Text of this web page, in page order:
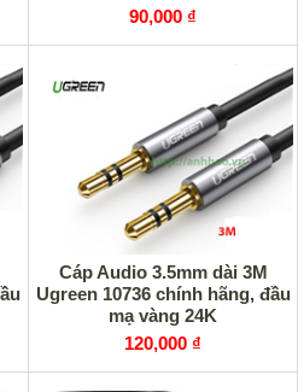
90,000 ₫
Cáp Audio 3.5mm dài 3M
Ugreen 10736 chính hãng, đầu
mạ vàng 24K
120,000 ₫